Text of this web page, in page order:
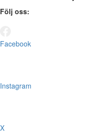
Följ oss:
Facebook
Instagram
X